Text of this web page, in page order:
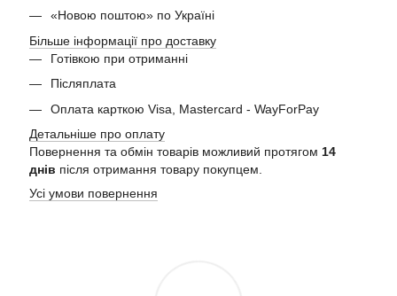
«Новою поштою» по Україні
Більше інформації про доставку
Готівкою при отриманні
Післяплата
Оплата карткою Visa, Mastercard - WayForPay
Детальніше про оплату
Повернення та обмін товарів можливий протягом 14
днів після отримання товару покупцем.
Усі умови повернення